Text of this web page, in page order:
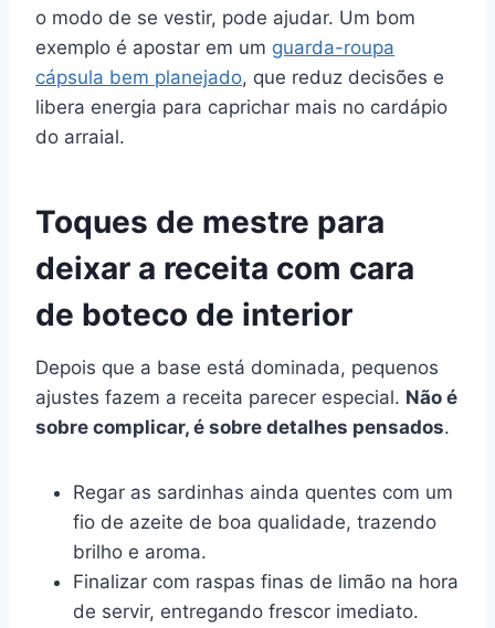
o modo de se vestir, pode ajudar. Um bom
exemplo é apostar em um guarda-roupa
cápsula bem planejado, que reduz decisões e
libera energia para caprichar mais no cardápio
do arraial.
Toques de mestre para
deixar a receita com cara
de boteco de interior
Depois que a base está dominada, pequenos
ajustes fazem a receita parecer especial. Não é
sobre complicar, é sobre detalhes pensados.
Regar as sardinhas ainda quentes com um
fio de azeite de boa qualidade, trazendo
brilho e aroma.
Finalizar com raspas finas de limão na hora
de servir, entregando frescor imediato.